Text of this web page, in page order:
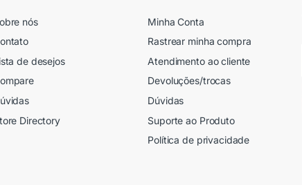
nós
de desejos
Directory
Minha Conta
Rastrear minha compra
Atendimento ao cliente
Devoluções/trocas
Dúvidas
Suporte ao Produto
Política de privacidade